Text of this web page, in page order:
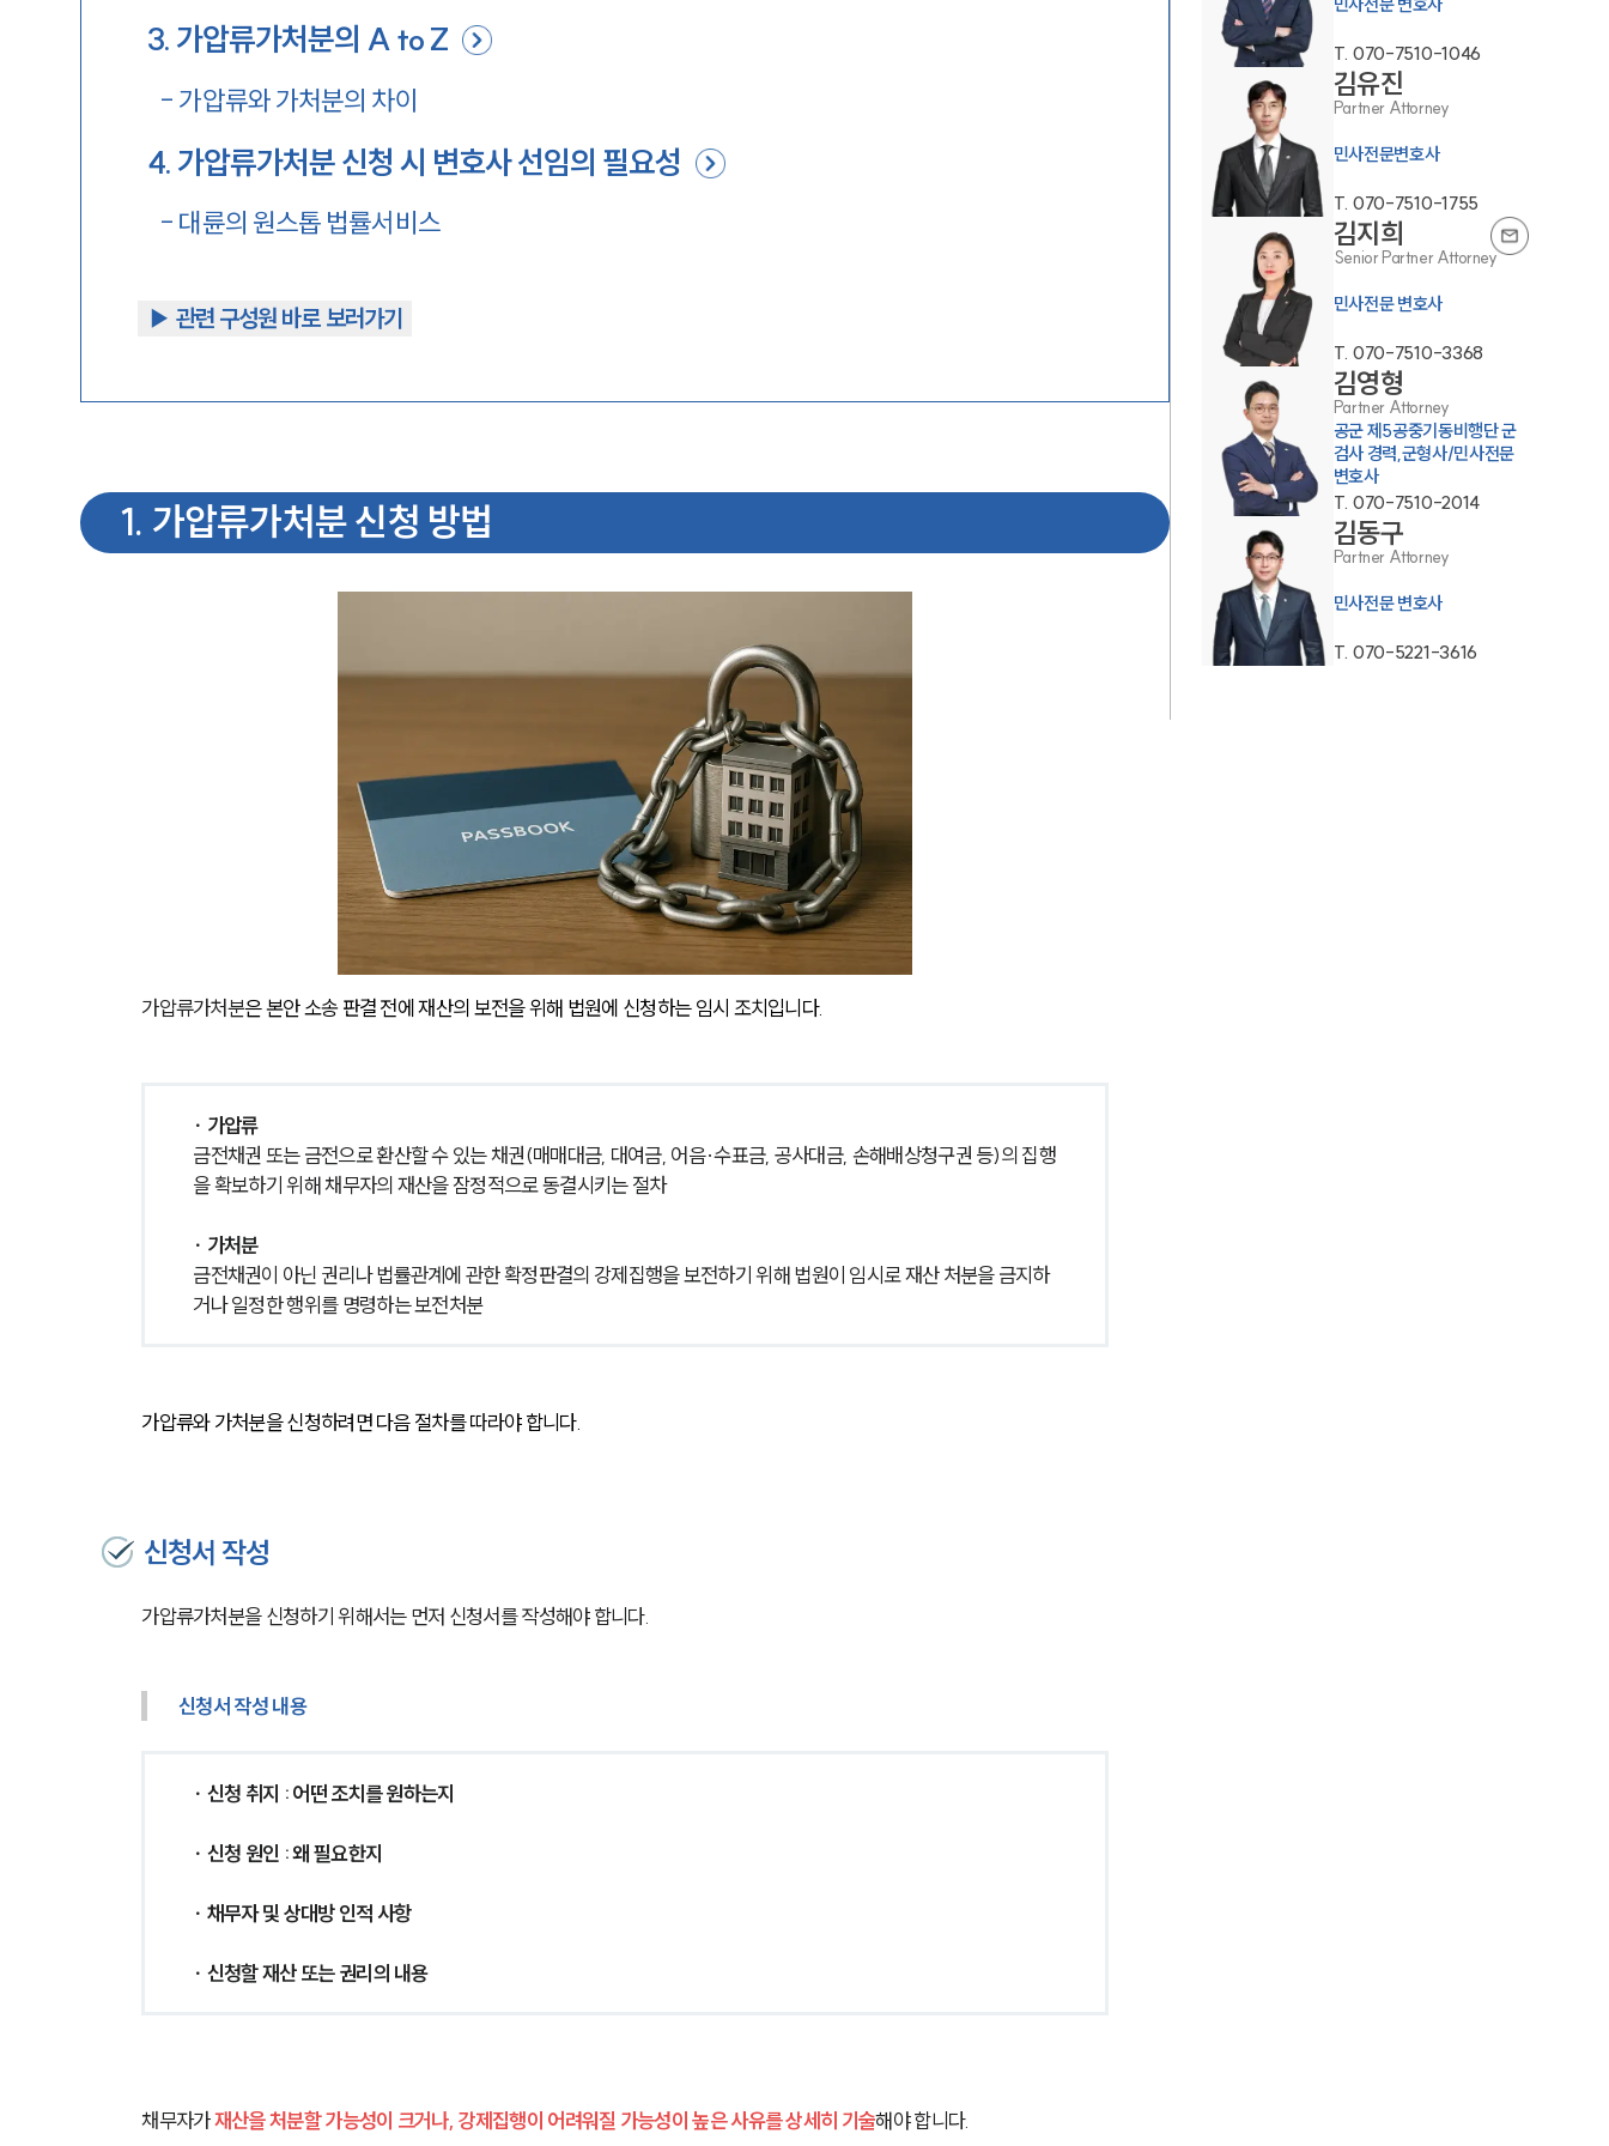
그룹소개
그룹소개
대륜의 강점
오시는 길
글로벌 파트너 로펌
고객의 소리
통합검색
AI대륜
업무사례
3. 가압류가처분의 A to Z
- 가압류와 가처분의 차이
4. 가압류가처분 신청 시 변호사 선임의 필요성
- 대륜의 원스톱 법률서비스
▶︎ 관련 구성원 바로 보러가기
1. 가압류가처분 신청 방법
가압류가처분은 본안 소송 판결 전에 재산의 보전을 위해 법원에 신청하는 임시 조치입니다.
∙ 가압류
금전채권 또는 금전으로 환산할 수 있는 채권(매매대금, 대여금, 어음·수표금, 공사대금, 손해배상청구권 등)의 집행
을 확보하기 위해 채무자의 재산을 잠정적으로 동결시키는 절차
∙ 가처분
금전채권이 아닌 권리나 법률관계에 관한 확정판결의 강제집행을 보전하기 위해 법원이 임시로 재산 처분을 금지하
거나 일정한 행위를 명령하는 보전처분
가압류와 가처분을 신청하려면 다음 절차를 따라야 합니다.
신청서 작성
가압류가처분을 신청하기 위해서는 먼저 신청서를 작성해야 합니다.
신청서 작성 내용
∙ 신청 취지 : 어떤 조치를 원하는지
∙ 신청 원인 : 왜 필요한지
∙ 채무자 및 상대방 인적 사항
∙ 신청할 재산 또는 권리의 내용
채무자가 재산을 처분할 가능성이 크거나, 강제집행이 어려워질 가능성이 높은 사유를 상세히 기술해야 합니다.
T. 070-7510-1046
김유진
Partner Attorney
민사전문변호사
T. 070-7510-1755
김지희
Senior Partner Attorney
민사전문 변호사
T. 070-7510-3368
김영형
Partner Attorney
공군 제5공중기동비행단 군
검사 경력,군형사/민사전문
변호사
T. 070-7510-2014
김동구
Partner Attorney
민사전문 변호사
T. 070-5221-3616